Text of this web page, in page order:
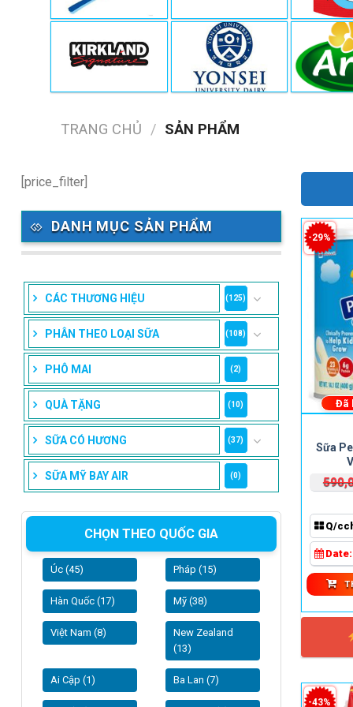
TRANG CHỦ / SẢN PHẨM
[price_filter]
DANH MỤC SẢN PHẨM
CÁC THƯƠNG HIỆU (125)
PHÂN THEO LOẠI SỮA (108)
PHÔ MAI (2)
QUÀ TẶNG (10)
SỮA CÓ HƯƠNG (37)
SỮA MỸ BAY AIR (0)
CHỌN THEO QUỐC GIA
Úc (45) Pháp (15)
Hàn Quốc (17) Mỹ (38)
Việt Nam (8)
New Zealand
(13)
Ai Cập (1) Ba Lan (7)
-29%
Sữa
Q/
Date:
Đã
-43%